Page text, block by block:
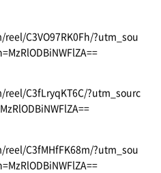
C3VO97RK0Fh/?utm_sou
C3fLryqKT6C/?utm_sourc
C3fMHfFK68m/?utm_sou